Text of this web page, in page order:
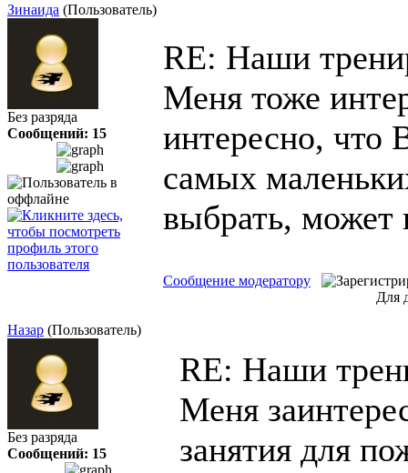
Зинаида (Пользователь)
Без разряда
Сообщений: 15
RE: Наши
Меня тоже
интересно, что
самых
выбрать, может
Сообщение модератору
Для
Назар (Пользователь)
Без разряда
Сообщений: 15
RE: Наши
Меня
занятия для